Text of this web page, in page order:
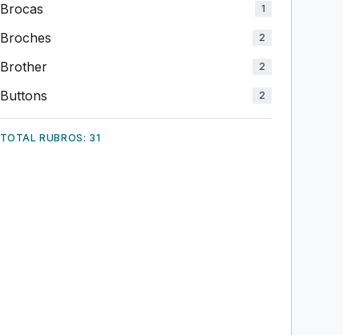
Brocas 1
Broches 2
Brother 2
Buttons 2
TOTAL RUBROS: 31